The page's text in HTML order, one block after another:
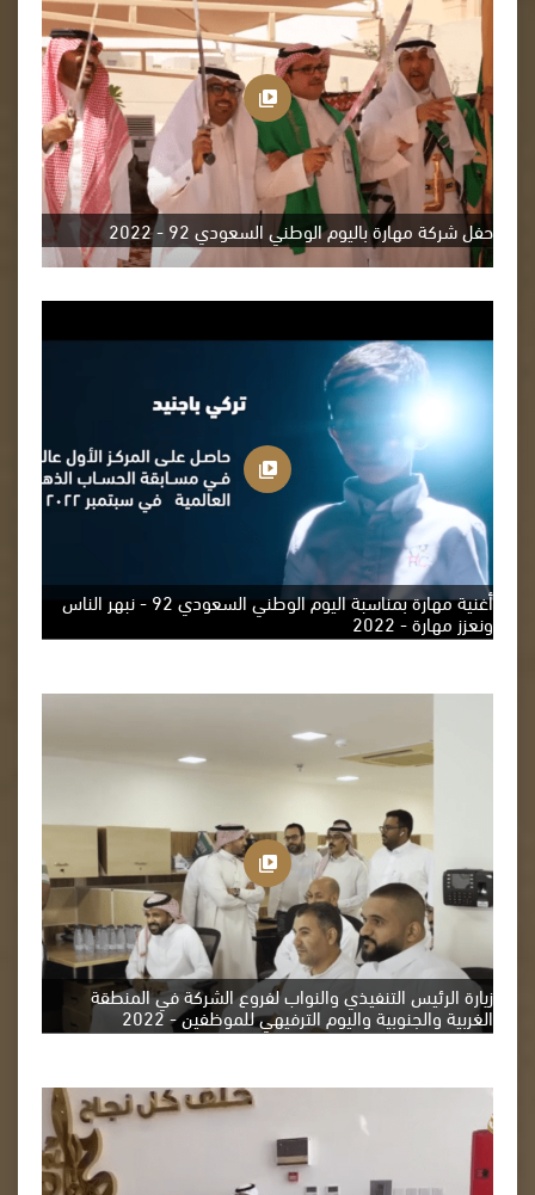
حفل شركة مهارة باليوم الوطني السعودي 92 - 2022
أغنية مهارة بمناسبة اليوم الوطني السعودي 92 - نبهر الناس
ونعزز مهارة - 2022
زيارة الرئيس التنفيذي والنواب لفروع الشركة في المنطقة
الغربية والجنوبية واليوم الترفيهي للموظفين - 2022